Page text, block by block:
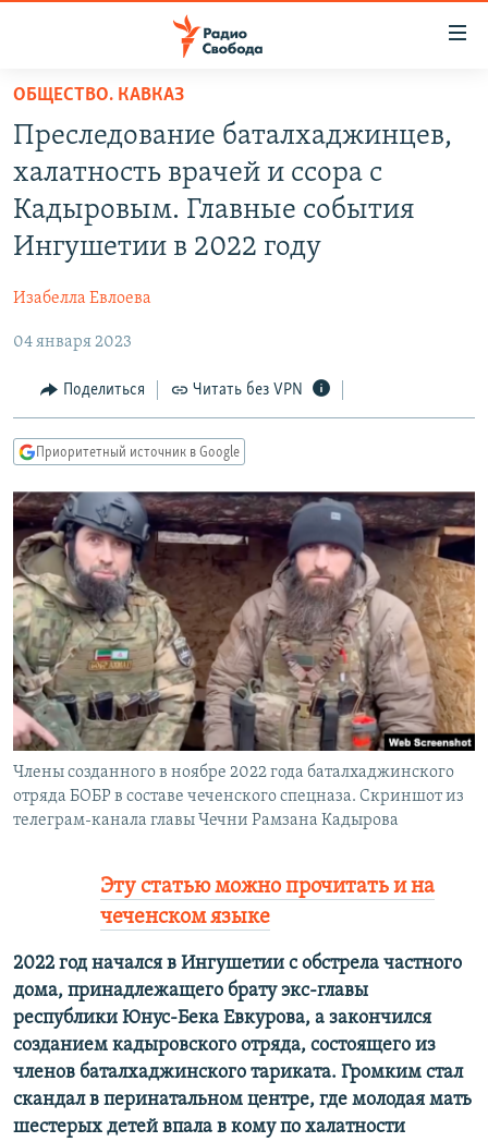
упрощенного
доступа
основному
содержанию
Вернутся
навигации
Вернутся
поиску
ПОДКАСТЫ
АВТОРСКИЕ ПРОЕКТЫ
ЦИТАТЫ СВОБОДЫ
IDEL.РЕАЛИИ
КАВКАЗ.РЕАЛИИ
СИБИРЬ.РЕАЛИИ
РАСПИСАНИЕ ВЕЩАНИЯ
ПОДПИШИТЕСЬ НА РАССЫЛКУ
СОЦИАЛЬНЫЕ СЕТИ
Все сайты РСЕ/РС
ОБЩЕСТВО. КАВКАЗ
Преследование баталхаджинцев,
халатность врачей и ссора с
Кадыровым. Главные события
Ингушетии в 2022 году
Изабелла Евлоева
04 января 2023
Поделиться Читать без VPN
Приоритетный источник в Google
Члены созданного в ноябре 2022 года баталхаджинского
отряда БОБР в составе чеченского спецназа. Скриншот из
телеграм-канала главы Чечни Рамзана Кадырова
Эту статью можно прочитать и на
чеченском языке
2022 год начался в Ингушетии с обстрела частного
дома, принадлежащего брату экс-главы
республики Юнус-Бека Евкурова, а закончился
созданием кадыровского отряда, состоящего из
членов баталхаджинского тариката. Громким стал
скандал в перинатальном центре, где молодая мать
шестерых детей впала в кому по халатности